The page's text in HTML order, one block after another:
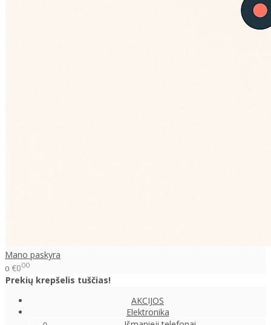
Mano paskyra
0 €000
Prekių krepšelis tuščias!
AKCIJOS
Elektronika